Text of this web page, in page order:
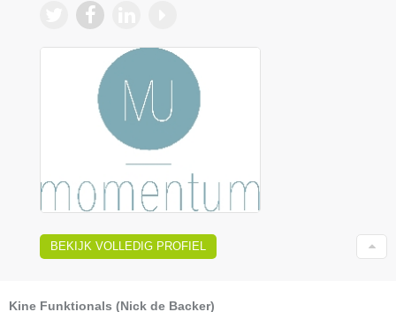
BEKIJK VOLLEDIG PROFIEL
Kine Funktionals (Nick de Backer)